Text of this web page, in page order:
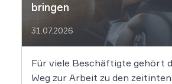
bringen
31.07.2026
Für viele Beschäftigte gehört
Weg zur Arbeit zu den